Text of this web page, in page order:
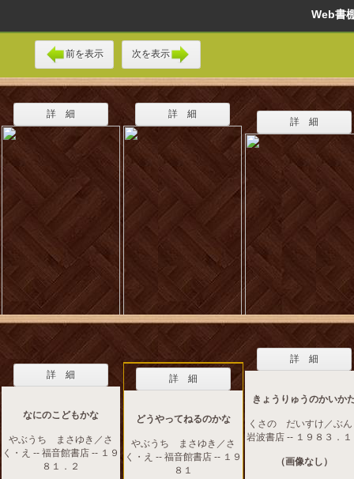
Web
前を表示 次を表示
詳 細 詳 細
詳 細
詳 細
なにのこどもかな
やぶうち まさゆき／さ
く・え -- 福音館書店 -- １９
８１．２
詳 細
どうやってねるのかな
やぶうち まさゆき／さ
く・え -- 福音館書店 -- １９
８１
詳 細
きょうりゅうのかいか
くさの だいすけ／ぶん
岩波書店 -- １９８３．
（画像なし）